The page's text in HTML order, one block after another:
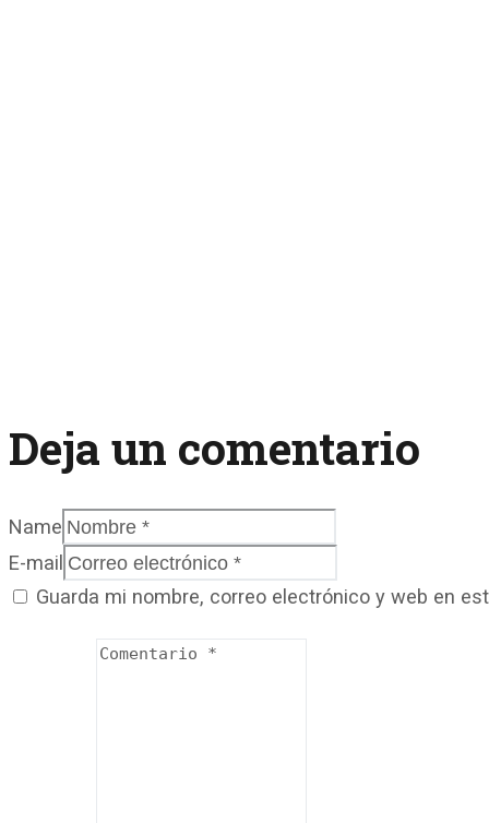
Deja un comentario
Name
E-mail
Guarda mi nombre, correo electrónico y web en